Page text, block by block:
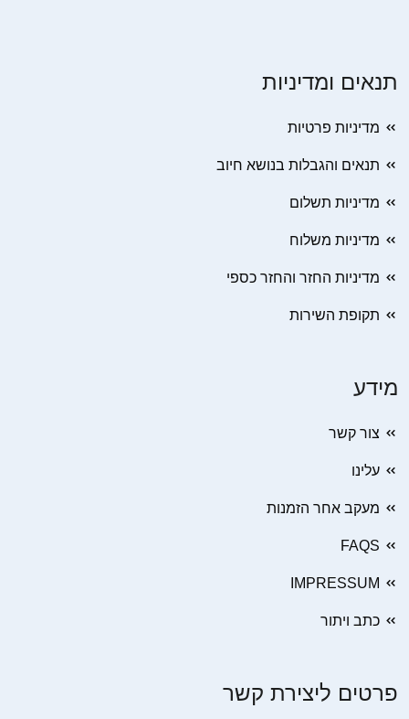
תנאים ומדיניות
מדיניות פרטיות
תנאים והגבלות בנושא חיוב
מדיניות תשלום
מדיניות משלוח
מדיניות החזר והחזר כספי
תקופת השירות
מידע
צור קשר
עלינו
מעקב אחר הזמנות
FAQS
IMPRESSUM
כתב ויתור
פרטים ליצירת קשר